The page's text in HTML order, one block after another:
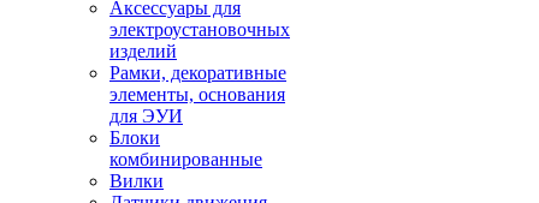
Аксессуары для
электроустановочных
изделий
Рамки, декоративные
элементы, основания
для ЭУИ
Блоки
комбинированные
Вилки